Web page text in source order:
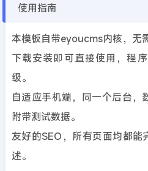
使用指南
本模板自带eyoucms内核，无
下载安装即可直接使用，程
级。
自适应手机端，同一个后台，
附带测试数据。
友好的SEO，所有页面均都
述。